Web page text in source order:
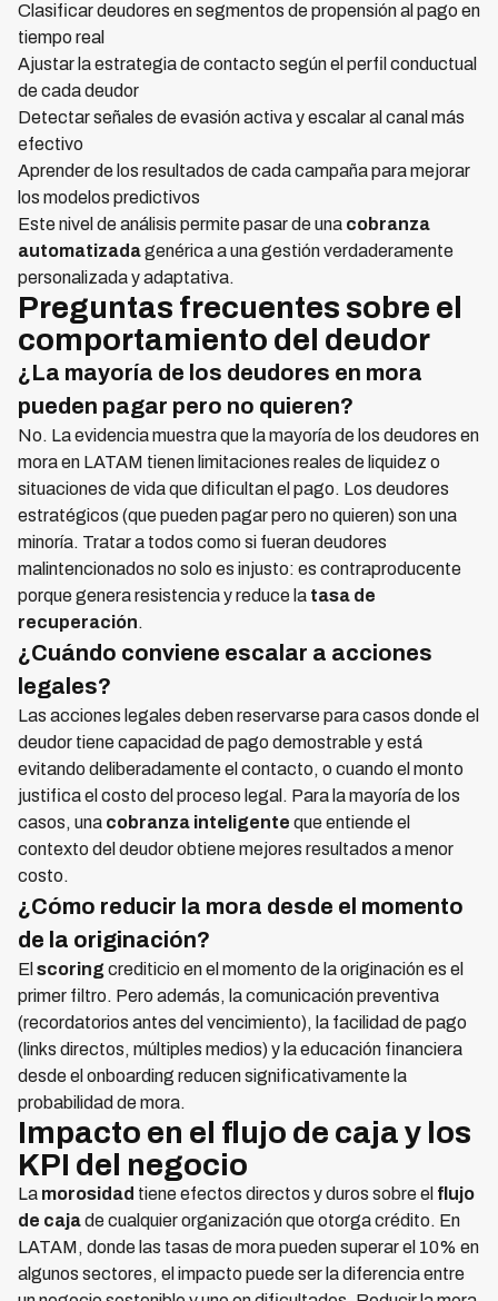
Clasificar deudores en segmentos de propensión al pago en
tiempo real
Ajustar la estrategia de contacto según el perfil conductual
de cada deudor
Detectar señales de evasión activa y escalar al canal más
efectivo
Aprender de los resultados de cada campaña para mejorar
los modelos predictivos
Este nivel de análisis permite pasar de una cobranza
automatizadagenérica a una gestión verdaderamente
personalizada y adaptativa.
Preguntas frecuentes sobre el
comportamiento del deudor
¿La mayoría de los deudores en mora
pueden pagar pero no quieren?
No. La evidencia muestra que la mayoría de los deudores en
mora en LATAM tienen limitaciones reales de liquidez o
situaciones de vida que dificultan el pago. Los deudores
estratégicos (que pueden pagar pero no quieren) son una
minoría. Tratar a todos como si fueran deudores
malintencionados no solo es injusto: es contraproducente
porque genera resistencia y reduce la tasa de
recuperación.
¿Cuándo conviene escalar a acciones
legales?
Las acciones legales deben reservarse para casos donde el
deudor tiene capacidad de pago demostrable y está
evitando deliberadamente el contacto, o cuando el monto
justifica el costo del proceso legal. Para la mayoría de los
casos, una cobranza inteligente que entiende el
contexto del deudor obtiene mejores resultados a menor
costo.
¿Cómo reducir la mora desde el momento
de la originación?
El scoringcrediticio en el momento de la originación es el
primer filtro. Pero además, la comunicación preventiva
(recordatorios antes del vencimiento), la facilidad de pago
(links directos, múltiples medios) y la educación financiera
desde el onboarding reducen significativamente la
probabilidad de mora.
Impacto en el flujo de caja y los
KPI del negocio
La morosidad tiene efectos directos y duros sobre el flujo
de cajade cualquier organización que otorga crédito. En
LATAM, donde las tasas de mora pueden superar el 10% en
algunos sectores, el impacto puede ser la diferencia entre